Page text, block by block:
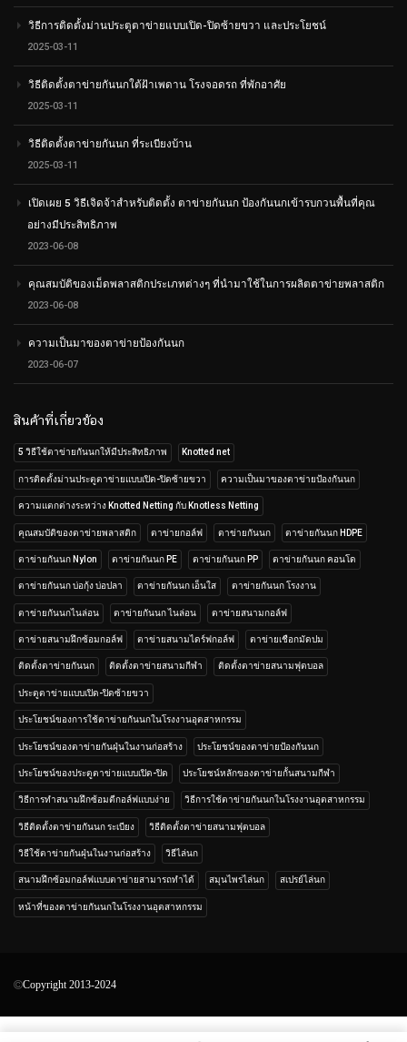
วิธีการติดตั้งม่านประตูตาข่ายแบบเปิด-ปิดซ้ายขวา และประโยชน์
2025-03-11
วิธีติดตั้งตาข่ายกันนกใต้ฝ้าเพดาน โรงจอดรถ ที่พักอาศัย
2025-03-11
วิธีติดตั้งตาข่ายกันนก ที่ระเบียงบ้าน
2025-03-11
เปิดเผย 5 วิธีเจิดจ้าสำหรับติดตั้ง ตาข่ายกันนก ป้องกันนกเข้ารบกวนพื้นที่คุณ
อย่างมีประสิทธิภาพ
2023-06-08
คุณสมบัติของเม็ดพลาสติกประเภทต่างๆ ที่นำมาใช้ในการผลิตตาข่ายพลาสติก
2023-06-08
ความเป็นมาของตาข่ายป้องกันนก
2023-06-07
สินค้าที่เกี่ยวข้อง
5 วิธีใช้ตาข่ายกันนกให้มีประสิทธิภาพ Knotted net
การติดตั้งม่านประตูตาข่ายแบบเปิด-ปิดซ้ายขวา ความเป็นมาของตาข่ายป้องกันนก
ความแตกต่างระหว่าง Knotted Netting กับ Knotless Netting
คุณสมบัติของตาข่ายพลาสติก ตาข่ายกอล์ฟ ตาข่ายกันนก ตาข่ายกันนก HDPE
ตาข่ายกันนก Nylon ตาข่ายกันนก PE ตาข่ายกันนก PP ตาข่ายกันนก คอนโด
ตาข่ายกันนก บ่อกุ้ง บ่อปลา ตาข่ายกันนก เอ็นใส ตาข่ายกันนก โรงงาน
ตาข่ายกันนกไนล่อน ตาข่ายกันนก ไนล่อน ตาข่ายสนามกอล์ฟ
ตาข่ายสนามฝึกซ้อมกอล์ฟ ตาข่ายสนามไดร์ฟกอล์ฟ ตาข่ายเชือกมัดปม
ติดตั้งตาข่ายกันนก ติดตั้งตาข่ายสนามกีฬา ติดตั้งตาข่ายสนามฟุตบอล
ประตูตาข่ายแบบเปิด-ปิดซ้ายขวา
ประโยชน์ของการใช้ตาข่ายกันนกในโรงงานอุตสาหกรรม
ประโยชน์ของตาข่ายกันฝุ่นในงานก่อสร้าง ประโยชน์ของตาข่ายป้องกันนก
ประโยชน์ของประตูตาข่ายแบบเปิด-ปิด ประโยชน์หลักของตาข่ายกั้นสนามกีฬา
วิธีการทำสนามฝึกซ้อมตีกอล์ฟแบบง่าย วิธีการใช้ตาข่ายกันนกในโรงงานอุตสาหกรรม
วิธีติดตั้งตาข่ายกันนก ระเบียง วิธีติดตั้งตาข่ายสนามฟุตบอล
วิธีใช้ตาข่ายกันฝุ่นในงานก่อสร้าง วิธีไล่นก
สนามฝึกซ้อมกอล์ฟแบบตาข่ายสามารถทำได้ สมุนไพรไล่นก สเปรย์ไล่นก
หน้าที่ของตาข่ายกันนกในโรงงานอุตสาหกรรม
Copyright 2013-2024